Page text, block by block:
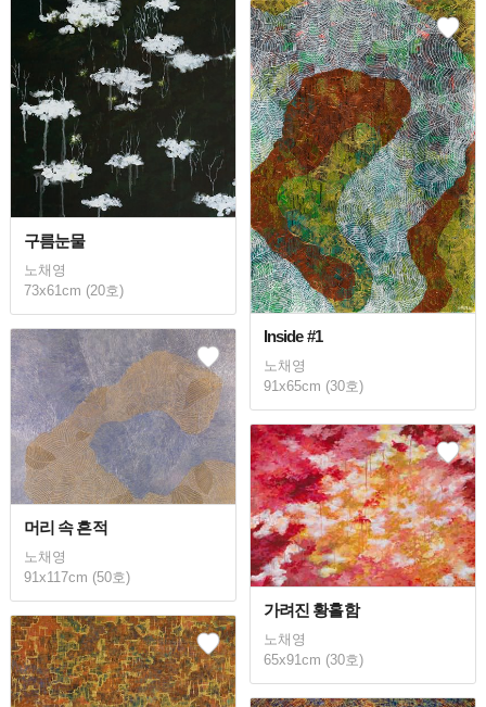
구름눈물
노채영
73x61cm (20호)
Inside #1
노채영
91x65cm (30호)
머리 속 흔적
노채영
91x117cm (50호)
가려진 황홀함
노채영
65x91cm (30호)